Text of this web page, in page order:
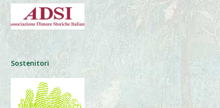
Sostenitori